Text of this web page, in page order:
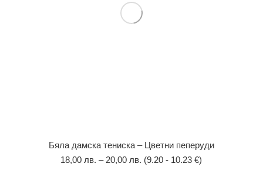
Бяла дамска тениска – Цветни пеперуди
18,00 лв. – 20,00 лв. (9.20 - 10.23 €)